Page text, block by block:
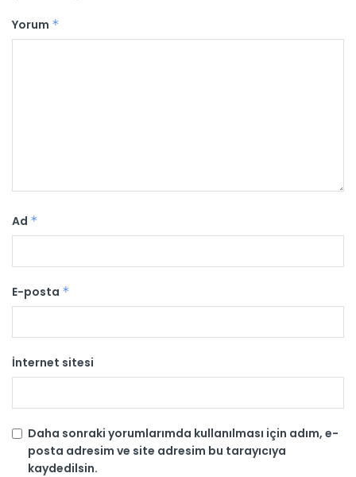
Yorum *
Ad *
E-posta *
İnternet sitesi
Daha sonraki yorumlarımda kullanılması için adım, e-
posta adresim ve site adresim bu tarayıcıya
kaydedilsin.